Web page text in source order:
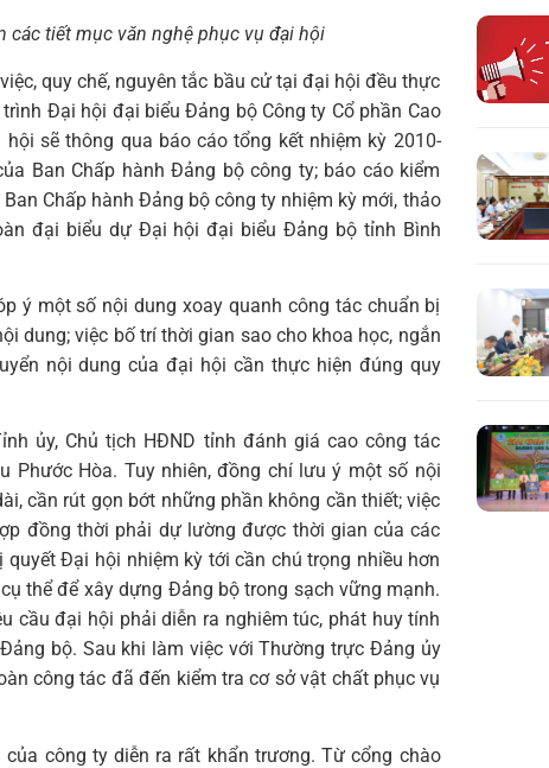
các tiết mục văn nghệ phục vụ đại hội
quy chế, nguyên tắc bầu cử tại đại hội đều thực
Đại hội đại biểu Đảng bộ Công ty Cổ phần Cao
sẽ thông qua báo cáo tổng kết nhiệm kỳ 2010-
Ban Chấp hành Đảng bộ công ty; báo cáo kiểm
Chấp hành Đảng bộ công ty nhiệm kỳ mới, thảo
đại biểu dự Đại hội đại biểu Đảng bộ tỉnh Bình
ý một số nội dung xoay quanh công tác chuẩn bị
dung; việc bố trí thời gian sao cho khoa học, ngắn
nội dung của đại hội cần thực hiện đúng quy
ủy, Chủ tịch HĐND tỉnh đánh giá cao công tác
Phước Hòa. Tuy nhiên, đồng chí lưu ý một số nội
cần rút gọn bớt những phần không cần thiết; việc
đồng thời phải dự lường được thời gian của các
Đại hội nhiệm kỳ tới cần chú trọng nhiều hơn
thể để xây dựng Đảng bộ trong sạch vững mạnh.
cầu đại hội phải diễn ra nghiêm túc, phát huy tính
bộ. Sau khi làm việc với Thường trực Đảng ủy
công tác đã đến kiểm tra cơ sở vật chất phục vụ
công ty diễn ra rất khẩn trương. Từ cổng chào